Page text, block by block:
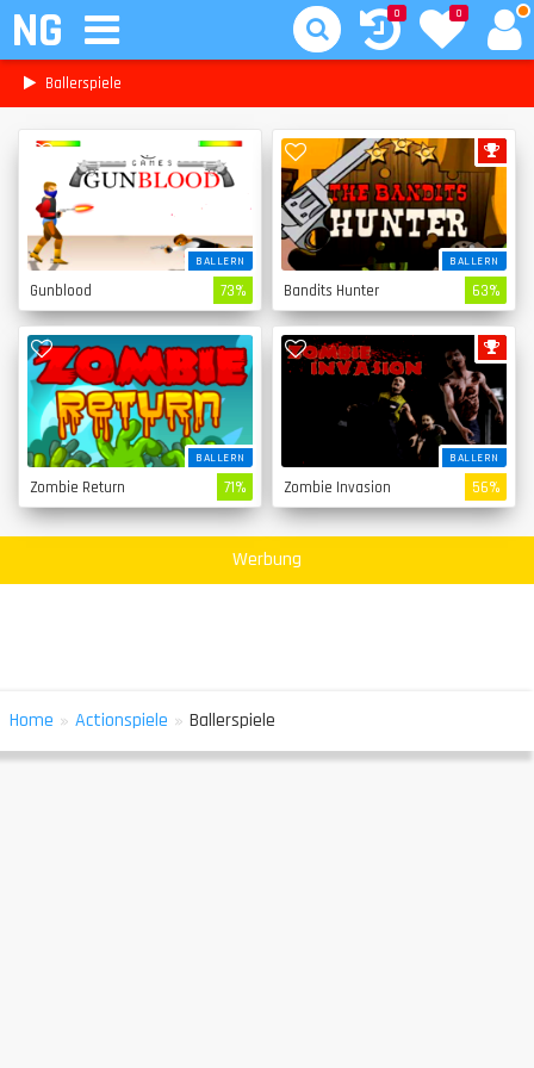
NG 0
0
Ballerspiele
BALLERN
Gunblood 73%
BALLERN
Bandits Hunter 63%
BALLERN
Zombie Return 71%
BALLERN
Zombie Invasion 56%
Werbung
Home » Actionspiele » Ballerspiele